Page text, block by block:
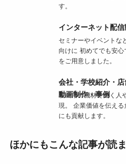
す。
インターネット配
セミナーやイベントな
向けに 初めてでも安
をご用意しました。
会社・学校紹介・
動画制作・事例
映画用の機材で働く人
現。 企業価値を伝え
にも貢献します。
ほかにもこんな記事が読